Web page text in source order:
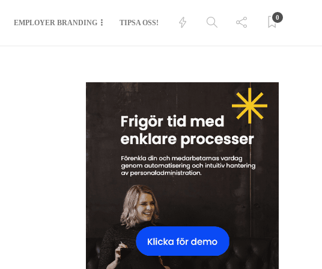
EMPLOYER BRANDING TIPSA OSS!
0